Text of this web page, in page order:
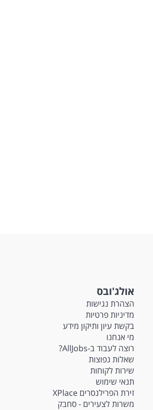
אולג'ובס
הצהרת נגישות
מדיניות פרטיות
בקשת עיון ותיקון מידע
מי אנחנו
רוצה לעבוד ב-AllJobs?
שאלות נפוצות
שירות לקוחות
תנאי שימוש
זירת הפרילנסרים XPlace
משרות לצעירים - סחבק